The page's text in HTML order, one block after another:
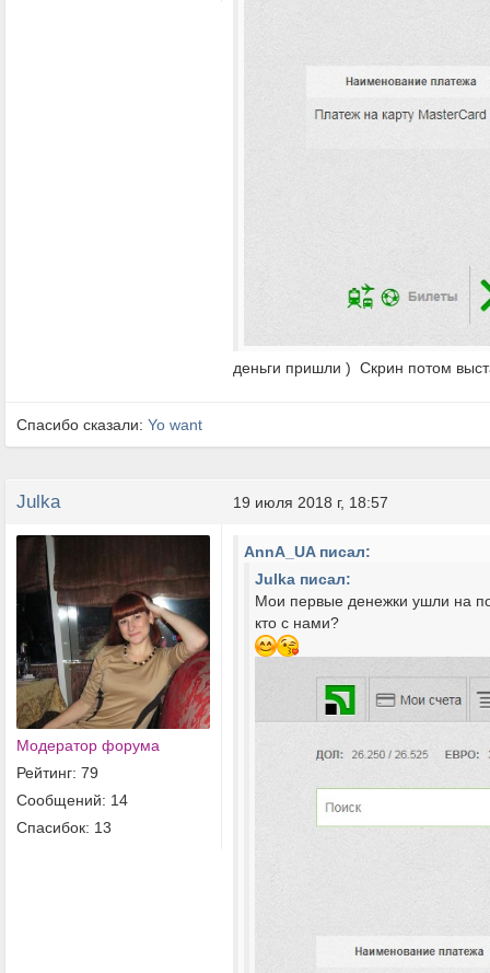
деньги пришли ) Скрин потом
Спасибо сказали: Yo want
Julka 19 июля 2018 г, 18:57
Модератор форума
Рейтинг: 79
Сообщений: 14
Спасибок: 13
AnnA_UA писал:
Julka писал:
Мои первые денежки ушли на
кто с нами?